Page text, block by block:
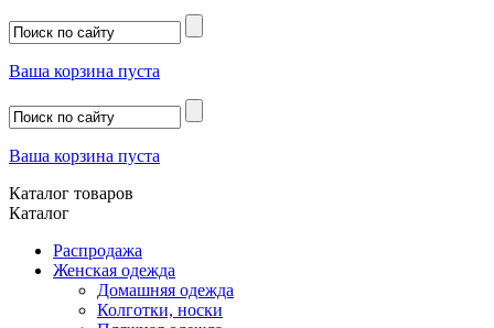
Ваша корзина пуста
Ваша корзина пуста
Каталог товаров
Каталог
Распродажа
Женская одежда
Домашняя одежда
Колготки, носки